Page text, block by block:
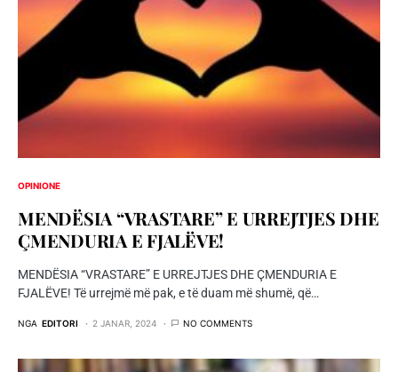
OPINIONE
MENDËSIA “VRASTARE” E URREJTJES DHE
ÇMENDURIA E FJALËVE!
MENDËSIA “VRASTARE” E URREJTJES DHE ÇMENDURIA E
FJALËVE! Të urrejmë më pak, e të duam më shumë, që…
NGA EDITORI 2 JANAR, 2024 NO COMMENTS